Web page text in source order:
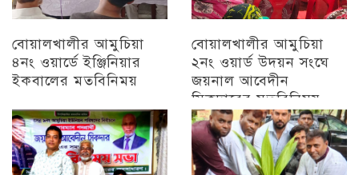
বোয়ালখালীর আমুচিয়া
৪নং ওয়ার্ডে ইঞ্জিনিয়ার
ইকবালের মতবিনিময়
বোয়ালখালীর আমুচিয়া
২নং ওয়ার্ড উদয়ন সংঘে
জয়নাল আবেদীন
সিকদারের মতবিনিময়
অন্যান্য